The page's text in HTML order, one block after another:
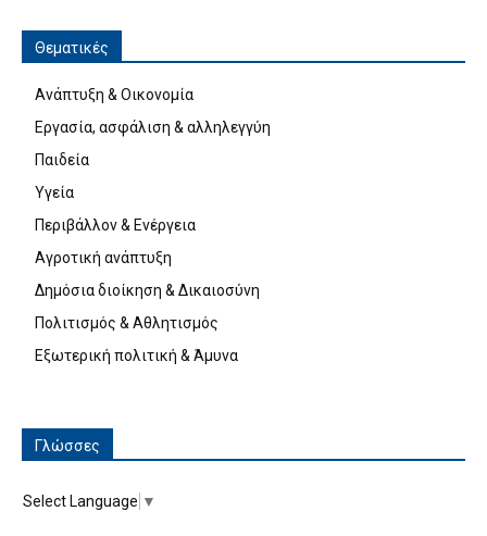
Θεματικές
Ανάπτυξη & Οικονομία
Εργασία, ασφάλιση & αλληλεγγύη
Παιδεία
Υγεία
Περιβάλλον & Ενέργεια
Αγροτική ανάπτυξη
Δημόσια διοίκηση & Δικαιοσύνη
Πολιτισμός & Αθλητισμός
Εξωτερική πολιτική & Άμυνα
Γλώσσες
Select Language ▼